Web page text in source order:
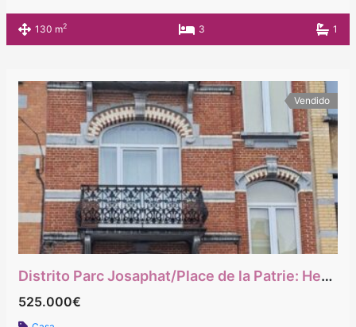
130 m2 3 1
Vendido
Distrito Parc Josaphat/Place de la Patrie: Hermosa casa bruselense adaptada para sillas de ruedas
525.000€